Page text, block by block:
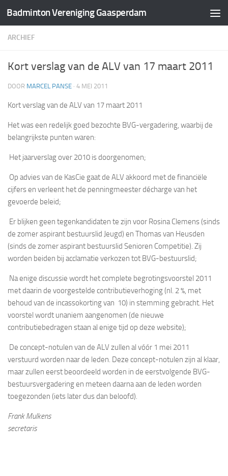
Doorgaan naar inhoud
Badminton Vereniging Gaasperdam
ARCHIEF
Kort verslag van de ALV van 17 maart 2011
DOOR MARCEL PANSE · 4 MEI 2011
Kort verslag van de ALV van 17 maart 2011
Het was een redelijk goed bezochte BVG-vergadering, waarbij de
belangrijkste punten waren:
 Het jaarverslag over 2010 is doorgenomen;
 Op advies van de KasCie gaat de ALV akkoord met de financiële
cijfers en verleent het de penningmeester décharge van het
gevoerde beleid;
 Er blijken geen tegenkandidaten te zijn voor Rosina Clemens (sinds
de zomer aspirant bestuurslid Jeugd) en Thomas van Heusden
(sinds de zomer aspirant bestuurslid Senioren Competitie). Zij
worden beiden bij acclamatie verkozen tot BVG-bestuurslid;
 Na enige discussie wordt het complete begrotingsvoorstel 2011
met daarin de voorgestelde contributieverhoging (nl. 2 %, met
behoud van de incassokorting van  10) in stemming gebracht. Het
voorstel wordt unaniem aangenomen (de nieuwe
contributiebedragen staan al enige tijd op deze website);
 De concept-notulen van de ALV zullen al vóór 1 mei 2011
verstuurd worden naar de leden. Deze concept-notulen zijn al klaar,
maar zullen eerst beoordeeld worden in de eerstvolgende BVG-
bestuursvergadering en meteen daarna aan de leden worden
toegezonden (iets later dus dan beloofd).
Frank Mulkens
secretaris